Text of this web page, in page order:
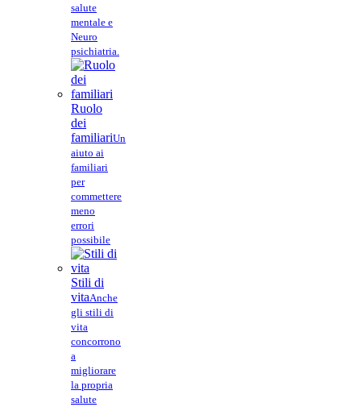
salute
mentale e
Neuro
psichiatria.
Ruolo
dei
familiariUn
aiuto ai
familiari
per
commettere
meno
errori
possibile
Stili di
vitaAnche
gli stili di
vita
concorrono
a
migliorare
la propria
salute